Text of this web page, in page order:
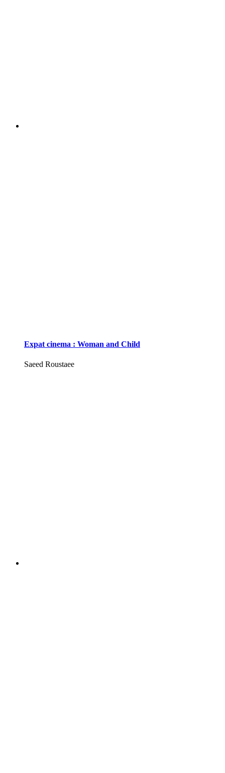
Expat cinema : Woman and Child
Saeed Roustaee